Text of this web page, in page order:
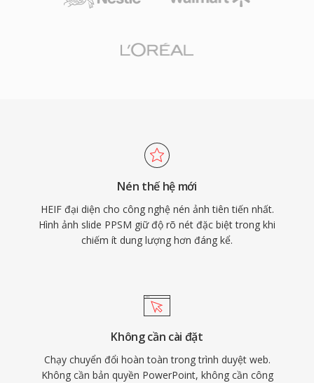
Nén thế hệ mới
HEIF đại diện cho công nghệ nén ảnh tiên tiến nhất.
Hình ảnh slide PPSM giữ độ rõ nét đặc biệt trong khi
chiếm ít dung lượng hơn đáng kể.
Không cần cài đặt
Chạy chuyển đổi hoàn toàn trong trình duyệt web.
Không cần bản quyền PowerPoint, không cần công